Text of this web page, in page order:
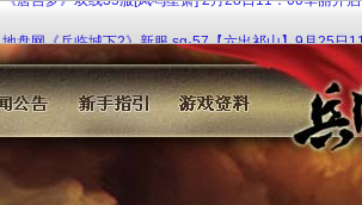
戈待战
地盘网《宫廷计》最新服双线249区“芈月传奇”2月4日
开启！
《大侠传》特权商店限时开 欢乐扭蛋扭扭乐
《108将》群侠济世 聚义梁山
九凤临朝《凤凰决》双线51服7月20日10时倾世开启！